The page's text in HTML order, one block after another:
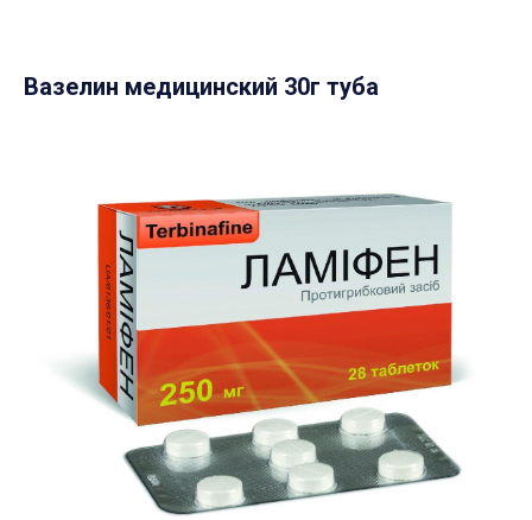
Вазелин медицинский 30г туба